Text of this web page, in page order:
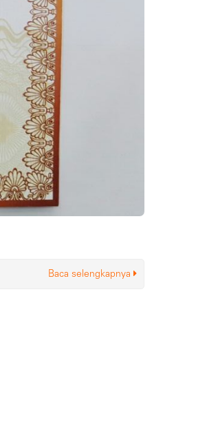
Baca selengkapnya